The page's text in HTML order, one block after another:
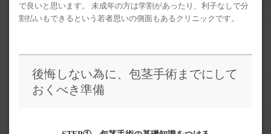
で良いと思います。 未成年の方は学割があったり、利子なしで分
割払いもできるという若者思いの側面もあるクリニックです。
後悔しない為に、包茎手術までにして
おくべき準備